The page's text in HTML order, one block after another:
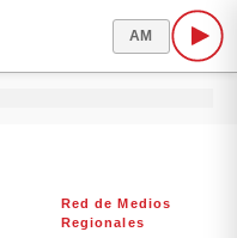
AM
Red de Medios
Regionales